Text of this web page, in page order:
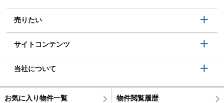
売りたい
サイトコンテンツ
当社について
お気に入り物件一覧 物件閲覧履歴